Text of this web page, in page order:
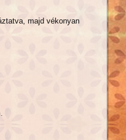
majd vékonyan